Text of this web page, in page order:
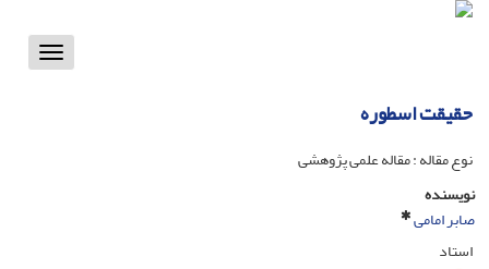
Toggle
حقیقت اسطوره
نوع مقاله : مقاله علمی پژوهشی
نویسنده
صابر امامی
استاد